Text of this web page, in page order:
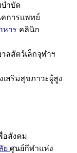
ำบัด
การแพทย์
หาร คลินิก
ลสัตว์เล็กจุฬาฯ
เสริมสุขภาวะผู้สูง
อสังคม
ย ศูนย์กีฬาแห่ง